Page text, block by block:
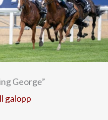
George”
galopp